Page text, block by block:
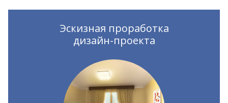
Эскизная проработка
дизайн-проекта